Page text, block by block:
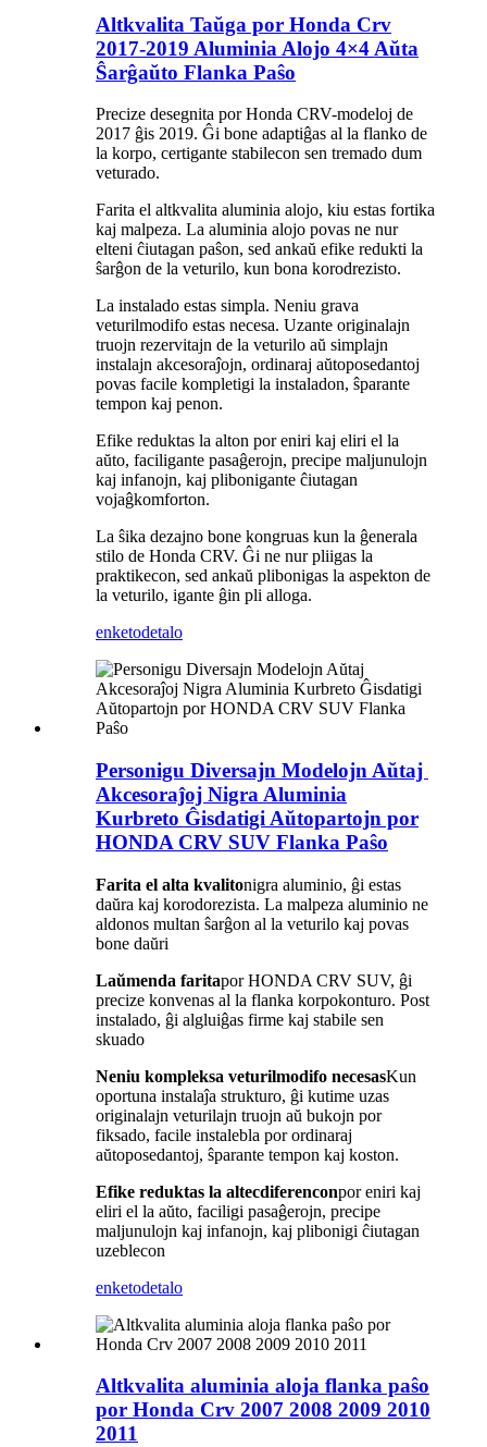
Altkvalita Taŭga por Honda Crv
2017-2019 Aluminia Alojo 4×4 Aŭta
Ŝarĝaŭto Flanka Paŝo
Precize desegnita por Honda CRV-modeloj de
2017 ĝis 2019. Ĝi bone adaptiĝas al la flanko de
la korpo, certigante stabilecon sen tremado dum
veturado.
Farita el altkvalita aluminia alojo, kiu estas fortika
kaj malpeza. La aluminia alojo povas ne nur
elteni ĉiutagan paŝon, sed ankaŭ efike redukti la
ŝarĝon de la veturilo, kun bona korodrezisto.
La instalado estas simpla. Neniu grava
veturilmodifo estas necesa. Uzante originalajn
truojn rezervitajn de la veturilo aŭ simplajn
instalajn akcesoraĵojn, ordinaraj aŭtoposedantoj
povas facile kompletigi la instaladon, ŝparante
tempon kaj penon.
Efike reduktas la alton por eniri kaj eliri el la
aŭto, faciligante pasaĝerojn, precipe maljunulojn
kaj infanojn, kaj plibonigante ĉiutagan
vojaĝkomforton.
La ŝika dezajno bone kongruas kun la ĝenerala
stilo de Honda CRV. Ĝi ne nur pliigas la
praktikecon, sed ankaŭ plibonigas la aspekton de
la veturilo, igante ĝin pli alloga.
enketodetalo
Personigu Diversajn Modelojn Aŭtaj ​​
Akcesoraĵoj Nigra Aluminia
Kurbreto Ĝisdatigi Aŭtopartojn por
HONDA CRV SUV Flanka Paŝo
Farita el alta kvalitonigra aluminio, ĝi estas
daŭra kaj korodorezista. La malpeza aluminio ne
aldonos multan ŝarĝon al la veturilo kaj povas
bone daŭri
Laŭmenda faritapor HONDA CRV SUV, ĝi
precize konvenas al la flanka korpokonturo. Post
instalado, ĝi algluiĝas firme kaj stabile sen
skuado
Neniu kompleksa veturilmodifo necesasKun
oportuna instalaĵa strukturo, ĝi kutime uzas
originalajn veturilajn truojn aŭ bukojn por
fiksado, facile instalebla por ordinaraj
aŭtoposedantoj, ŝparante tempon kaj koston.
Efike reduktas la altecdiferenconpor eniri kaj
eliri el la aŭto, faciligi pasaĝerojn, precipe
maljunulojn kaj infanojn, kaj plibonigi ĉiutagan
uzeblecon
enketodetalo
Altkvalita aluminia aloja flanka paŝo
por Honda Crv 2007 2008 2009 2010
2011